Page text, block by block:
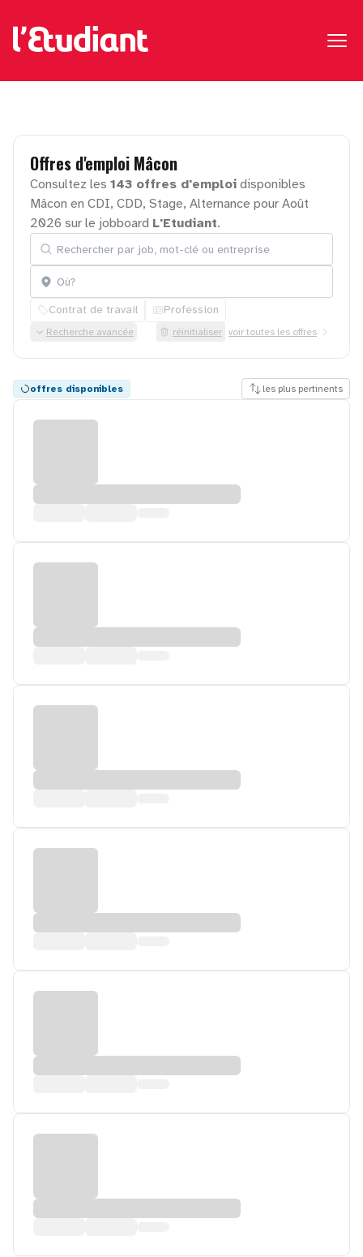
Offres d'emploi Mâcon
Consultez les 143 offres d'emploi disponibles
Mâcon en CDI, CDD, Stage, Alternance pour Août
2026 sur le jobboard L'Etudiant.
Rechercher par job, mot-clé ou entreprise
Localisation
Contrat de travail Profession
Recherche avancée réinitialiser voir toutes les offres
offres disponibles les plus pertinents